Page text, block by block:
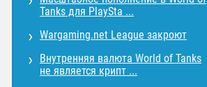
Tanks для PlaySta ...
Wargaming.net League закроют
Внутренняя валюта World of Tanks
не является крипт ...